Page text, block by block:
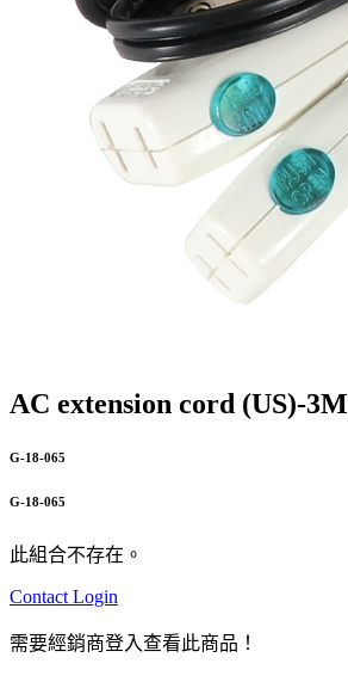
AC extension cord (US)-3M
G-18-065
G-18-065
此組合不存在。
Contact Login
需要經銷商登入查看此商品！